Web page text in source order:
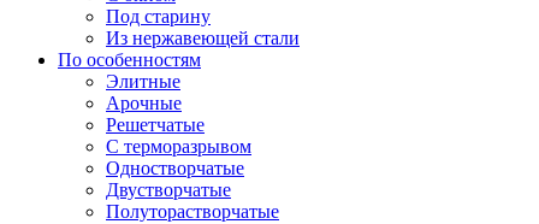
Под старину
Из нержавеющей стали
По особенностям
Элитные
Арочные
Решетчатые
С терморазрывом
Одностворчатые
Двустворчатые
Полуторастворчатые